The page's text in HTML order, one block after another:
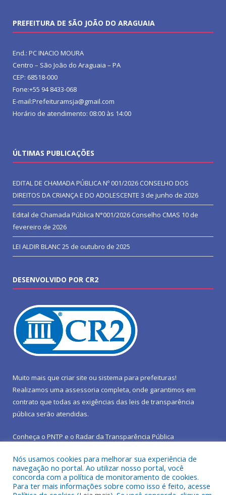
PREFEITURA DE SÃO JOÃO DO ARAGUAIA
End.: PC INACIO MOURA
Centro – São João do Araguaia – PA
CEP: 68518-000
Fone:+55 94 8433-068
E-mail:Prefeituramsja@gmail.com
Horário de atendimento: 08:00 às 14:00
ÚLTIMAS PUBLICAÇÕES
EDITAL DE CHAMADA PÚBLICA Nº 001/2026 CONSELHO DOS
DIREITOS DA CRIANÇA E DO ADOLESCENTE 3 de junho de 2026
Edital de Chamada Pública N°001/2026 Conselho CMAS 10 de
fevereiro de 2026
LEI ALDIR BLANC25 de outubro de 2025
DESENVOLVIDO POR CR2
Muito mais que criar site ou sistema para prefeituras!
Realizamos uma assessoria completa, onde garantimos em
contrato que todas as exigências das leis de transparência
pública serão atendidas.
Conheça o PNTP e o Radar da Transparência Pública
Todos os direitos reservados a Prefeitura Municipal de São João
Nós usamos cookies para melhorar sua experiência de
navegação no portal. Ao utilizar nosso portal, você
concorda com a política de monitoramento de cookies.
Para ter mais informações sobre como isso é feito, acesse